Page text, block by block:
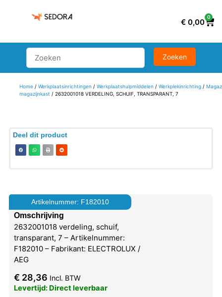
€ 0,00
0
Home/ Werkplaatsinrichtingen / Werkplaatshulpmiddelen / Werkplekinrichting/
magazijnkast / 2632001018 VERDELING, SCHUIF, TRANSPARANT, 7
Deel dit product
Artikelnummer: F182010
Omschrijving
2632001018 verdeling, schuif,
transparant, 7 – Artikelnummer:
F182010 – Fabrikant: ELECTROLUX /
AEG
€ 28,36 Incl. BTW
Levertijd: Direct leverbaar